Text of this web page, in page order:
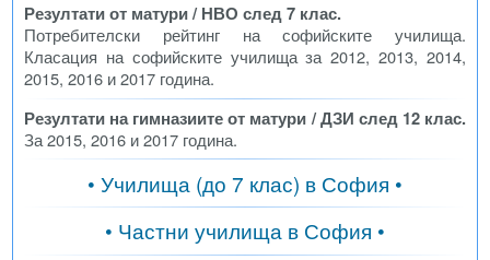
Резултати от матури / НВО след 7 клас.
Потребителски рейтинг на софийските училища.
Класация на софийските училища за 2012, 2013, 2014,
2015, 2016 и 2017 година.
Резултати на гимназиите от матури / ДЗИ след 12 клас.
За 2015, 2016 и 2017 година.
• Училища (до 7 клас) в София •
• Частни училища в София •